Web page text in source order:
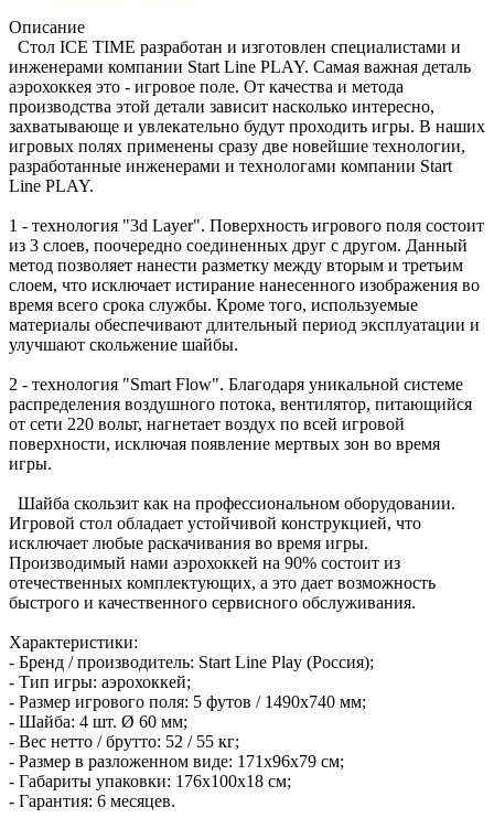
Описание
Стол ICE TIME разработан и изготовлен специалистами и
инженерами компании Start Line PLAY. Самая важная деталь
аэрохоккея это - игровое поле. От качества и метода
производства этой детали зависит насколько интересно,
захватывающе и увлекательно будут проходить игры. В наших
игровых полях применены сразу две новейшие технологии,
разработанные инженерами и технологами компании Start
Line PLAY.
1 - технология "3d Layer". Поверхность игрового поля состоит
из 3 слоев, поочередно соединенных друг с другом. Данный
метод позволяет нанести разметку между вторым и третьим
слоем, что исключает истирание нанесенного изображения во
время всего срока службы. Кроме того, используемые
материалы обеспечивают длительный период эксплуатации и
улучшают скольжение шайбы.
2 - технология "Smart Flow". Благодаря уникальной системе
распределения воздушного потока, вентилятор, питающийся
от сети 220 вольт, нагнетает воздух по всей игровой
поверхности, исключая появление мертвых зон во время
игры.
Шайба скользит как на профессиональном оборудовании.
Игровой стол обладает устойчивой конструкцией, что
исключает любые раскачивания во время игры.
Производимый нами аэрохоккей на 90% состоит из
отечественных комплектующих, а это дает возможность
быстрого и качественного сервисного обслуживания.
Характеристики:
- Бренд / производитель: Start Line Play (Россия);
- Тип игры: аэрохоккей;
- Размер игрового поля: 5 футов / 1490х740 мм;
- Шайба: 4 шт. Ø 60 мм;
- Вес нетто / брутто: 52 / 55 кг;
- Размер в разложенном виде: 171х96х79 см;
- Габариты упаковки: 176x100x18 см;
- Гарантия: 6 месяцев.